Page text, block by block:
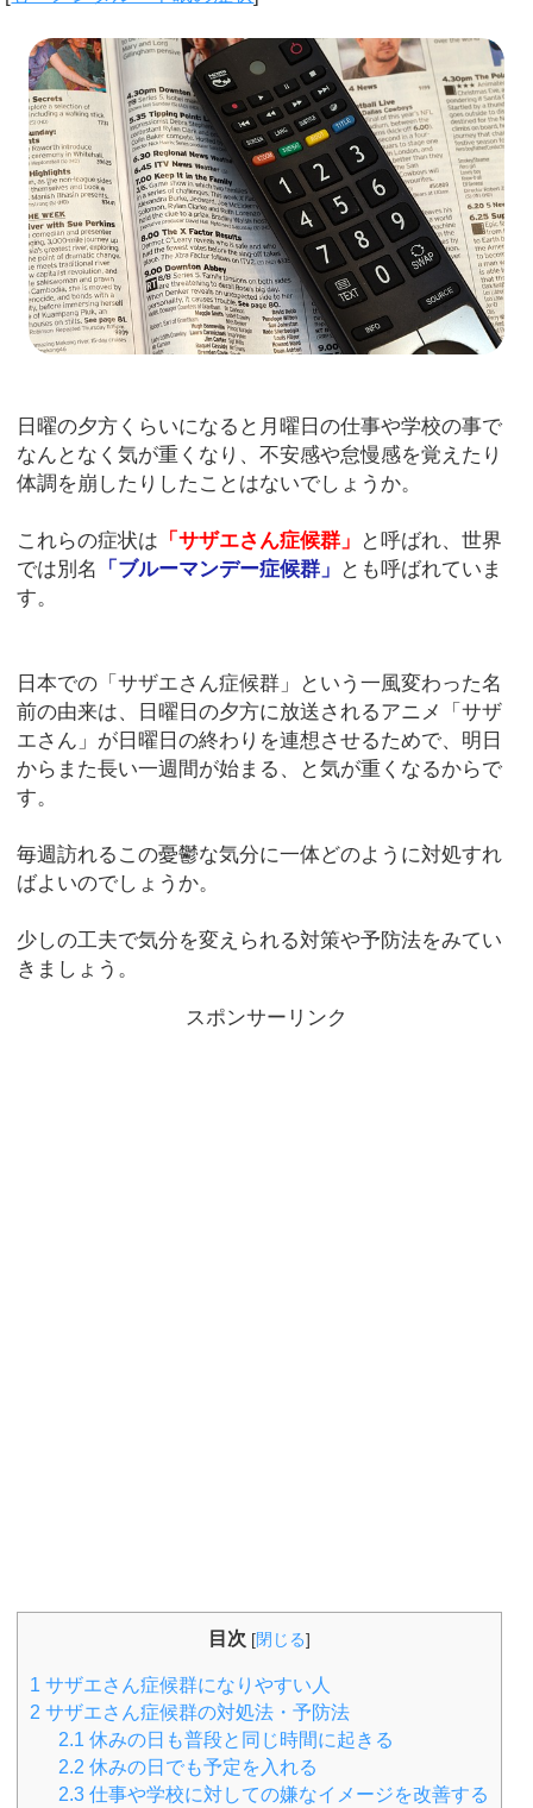
日曜の夕方くらいになると月曜日の仕事や学校の事で
なんとなく気が重くなり、不安感や怠慢感を覚えたり
体調を崩したりしたことはないでしょうか。
これらの症状は 「サザエさん症候群」
と呼ばれ、世界
では別名
「ブルーマンデー症候群」
とも呼ばれていま
す。
日本での「サザエさん症候群」という一風変わった名
前の由来は、日曜日の夕方に放送されるアニメ「サザ
エさん」が日曜日の終わりを連想させるためで、明日
からまた長い一週間が始まる、と気が重くなるからで
す。
毎週訪れるこの憂鬱な気分に一体どのように対処すれ
ばよいのでしょうか。
少しの工夫で気分を変えられる対策や予防法をみてい
きましょう。
スポンサーリンク
目次 [閉じる]
1 サザエさん症候群になりやすい人
2 サザエさん症候群の対処法・予防法
2.1 休みの日も普段と同じ時間に起きる
2.2 休みの日でも予定を入れる
2.3仕事や学校に対しての嫌なイメージを改善する